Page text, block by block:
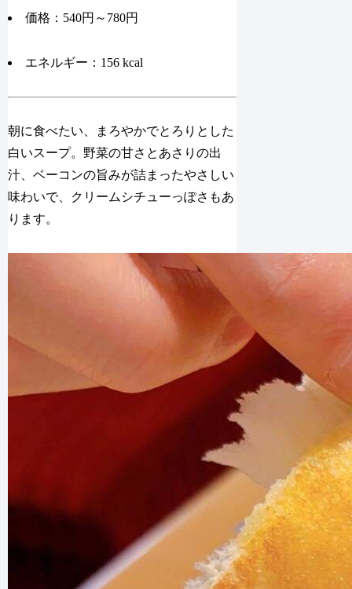
価格：540円～780円
エネルギー：156 kcal
朝に食べたい、まろやかでとろりとした
白いスープ。野菜の甘さとあさりの出
汁、ベーコンの旨みが詰まったやさしい
味わいで、クリームシチューっぽさもあ
ります。